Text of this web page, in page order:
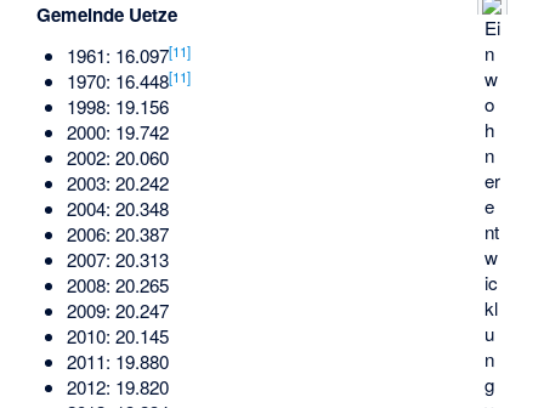
Ei
n
w
o
h
n
er
e
nt
w
ic
kl
u
n
g
Gemeinde Uetze
1961: 16.097[11]
1970: 16.448[11]
1998: 19.156
2000: 19.742
2002: 20.060
2003: 20.242
2004: 20.348
2006: 20.387
2007: 20.313
2008: 20.265
2009: 20.247
2010: 20.145
2011: 19.880
2012: 19.820